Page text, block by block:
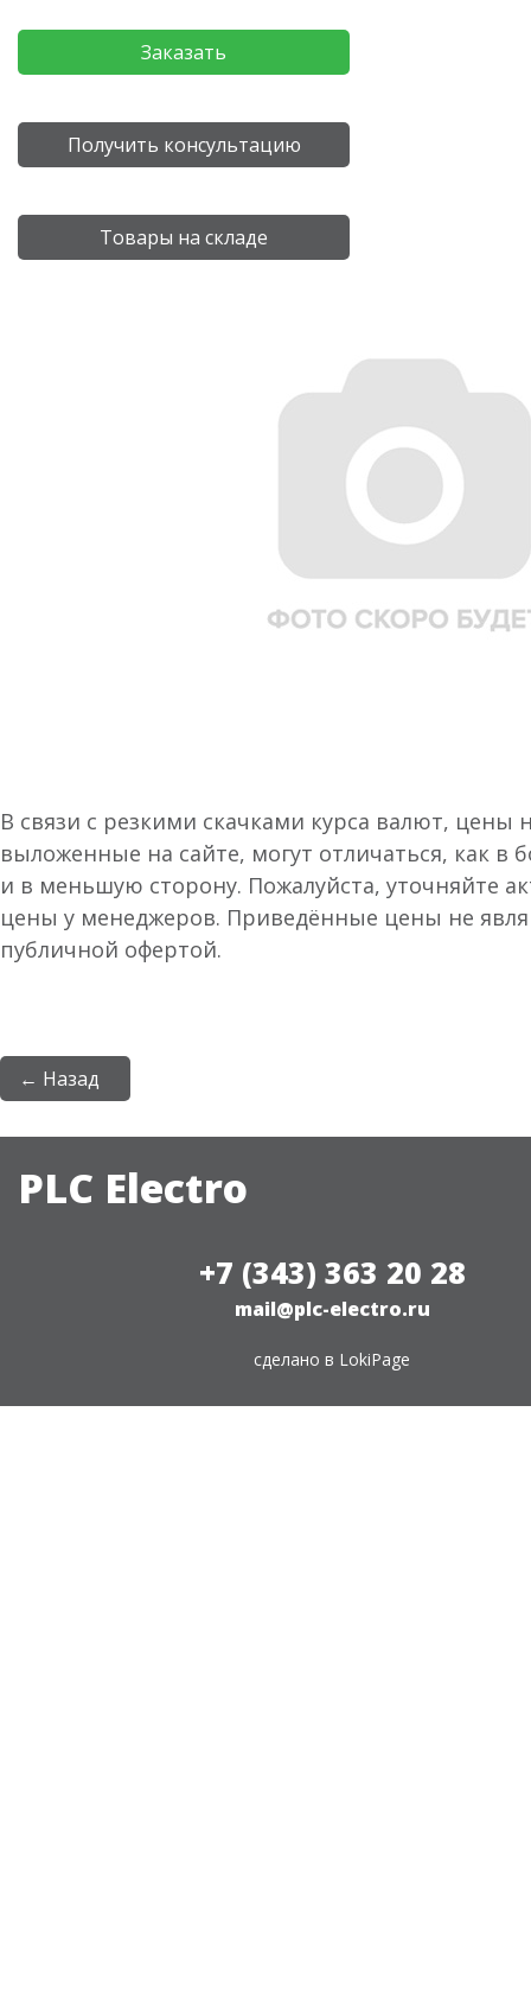
Заказать
Получить консультацию
Товары на складе
В связи с резкими скачками курса валют, цены
выложенные на сайте, могут отличаться, как в
и в меньшую сторону. Пожалуйста, уточняйте
цены у менеджеров. Приведённые цены не
публичной офертой.
← Назад
PLC Electro
+7 (343) 363 20 28
mail@plc-electro.ru
сделано в LokiPage